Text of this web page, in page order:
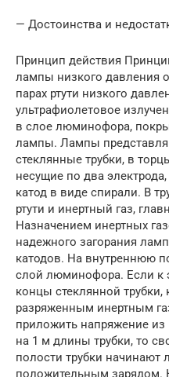
— Достоинства и
Принцип действия
лампы низкого давления
парах ртути низкого
ультрафиолетовое
в слое люминофора,
лампы. Лампы
стеклянные трубки, в
несущие по два
катод в виде спирали. В
ртути и инертный газ,
Назначением инертных
надежного загорания
катодов. На внутреннюю
слой люминофора. Если к
концы стеклянной трубки,
разряженным инертным
приложить напряжение из
на 1 м длины трубки, то
полости трубки начинают
положительным зарядом.